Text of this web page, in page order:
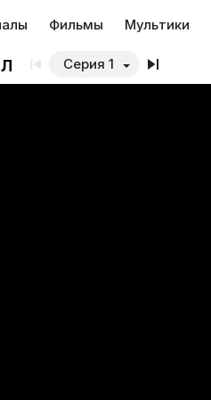
Фильмы Мультики
Серия 1